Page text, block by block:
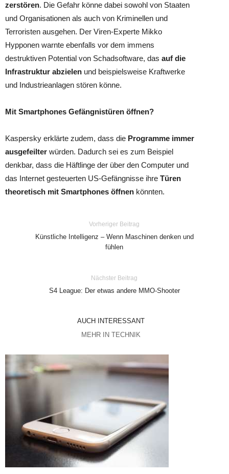
zerstören. Die Gefahr könne dabei sowohl von Staaten
und Organisationen als auch von Kriminellen und
Terroristen ausgehen. Der Viren-Experte Mikko
Hypponen warnte ebenfalls vor dem immens
destruktiven Potential von Schadsoftware, das auf die
Infrastruktur abzielen und beispielsweise Kraftwerke
und Industrieanlagen stören könne.
Mit Smartphones Gefängnistüren öffnen?
Kaspersky erklärte zudem, dass die Programme immer
ausgefeilter würden. Dadurch sei es zum Beispiel
denkbar, dass die Häftlinge der über den Computer und
das Internet gesteuerten US-Gefängnisse ihre Türen
theoretisch mit Smartphones öffnen könnten.
Vorheriger Beitrag
Künstliche Intelligenz – Wenn Maschinen denken und
fühlen
Nächster Beitrag
S4 League: Der etwas andere MMO-Shooter
AUCH INTERESSANT
MEHR IN TECHNIK